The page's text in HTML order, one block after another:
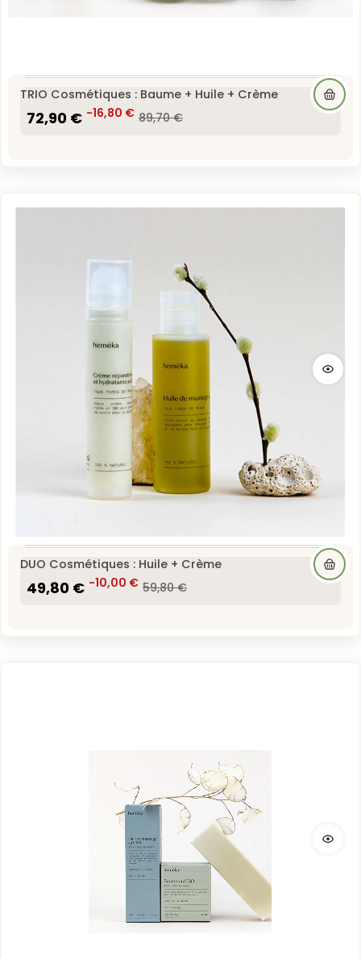
TRIO Cosmétiques : Baume + Huile + Crème
72,90 € -16,80 € 89,70 €
DUO Cosmétiques : Huile + Crème
49,80 € -10,00 € 59,80 €